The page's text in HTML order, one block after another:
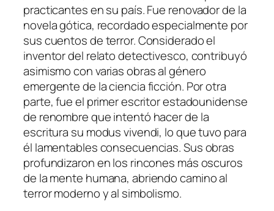
d
practicantes en su país. Fue renovador de la
novela gótica, recordado especialmente por
sus cuentos de terror. Considerado el
inventor del relato detectivesco, contribuyó
asimismo con varias obras al género
emergente de la ciencia ficción. Por otra
parte, fue el primer escritor estadounidense
de renombre que intentó hacer de la
escritura su modus vivendi, lo que tuvo para
él lamentables consecuencias.​ Sus obras
profundizaron en los rincones más oscuros
de la mente humana, abriendo camino al
terror moderno y al simbolismo.